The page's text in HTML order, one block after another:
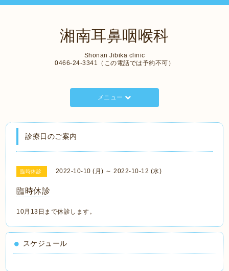
湘南耳鼻咽喉科
Shonan Jibika clinic
0466-24-3341（この電話では予約不可）
メニュー
診療日のご案内
臨時休診 2022-10-10 (月) ～ 2022-10-12 (水)
臨時休診
10月13日まで休診します。
スケジュール